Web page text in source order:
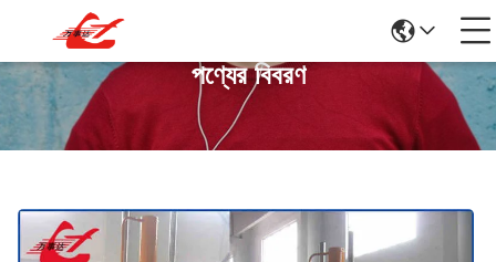
পণ্যের বিবরণ